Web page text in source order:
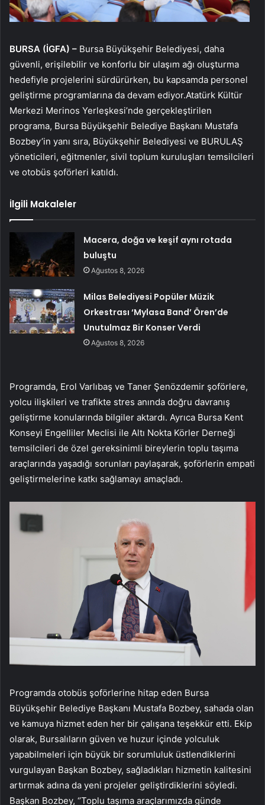
BURSA (İGFA) – Bursa Büyükşehir Belediyesi, daha
güvenli, erişilebilir ve konforlu bir ulaşım ağı oluşturma
hedefiyle projelerini sürdürürken, bu kapsamda personel
geliştirme programlarına da devam ediyor.Atatürk Kültür
Merkezi Merinos Yerleşkesi’nde gerçekleştirilen
programa, Bursa Büyükşehir Belediye Başkanı Mustafa
Bozbey’in yanı sıra, Büyükşehir Belediyesi ve BURULAŞ
yöneticileri, eğitmenler, sivil toplum kuruluşları temsilcileri
ve otobüs şoförleri katıldı.
İlgili Makaleler
Macera, doğa ve keşif aynı rotada
buluştu
Ağustos 8, 2026
Milas Belediyesi Popüler Müzik
Orkestrası ‘Mylasa Band’ Ören’de
Unutulmaz Bir Konser Verdi
Ağustos 8, 2026
Programda, Erol Varlıbaş ve Taner Şenözdemir şoförlere,
yolcu ilişkileri ve trafikte stres anında doğru davranış
geliştirme konularında bilgiler aktardı. Ayrıca Bursa Kent
Konseyi Engelliler Meclisi ile Altı Nokta Körler Derneği
temsilcileri de özel gereksinimli bireylerin toplu taşıma
araçlarında yaşadığı sorunları paylaşarak, şoförlerin empati
geliştirmelerine katkı sağlamayı amaçladı.
Programda otobüs şoförlerine hitap eden Bursa
Büyükşehir Belediye Başkanı Mustafa Bozbey, sahada olan
ve kamuya hizmet eden her bir çalışana teşekkür etti. Ekip
olarak, Bursalıların güven ve huzur içinde yolculuk
yapabilmeleri için büyük bir sorumluluk üstlendiklerini
vurgulayan Başkan Bozbey, sağladıkları hizmetin kalitesini
artırmak adına da yeni projeler geliştirdiklerini söyledi.
Başkan Bozbey, ‘’Toplu taşıma araçlarımızda günde